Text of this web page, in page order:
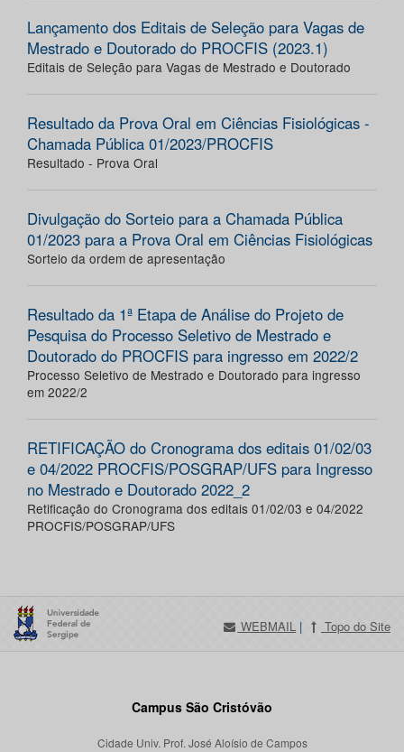
Lançamento dos Editais de Seleção para Vagas de
Mestrado e Doutorado do PROCFIS (2023.1)
Editais de Seleção para Vagas de Mestrado e Doutorado
Resultado da Prova Oral em Ciências Fisiológicas -
Chamada Pública 01/2023/PROCFIS
Resultado - Prova Oral
Divulgação do Sorteio para a Chamada Pública
01/2023 para a Prova Oral em Ciências Fisiológicas
Sorteio da ordem de apresentação
Resultado da 1ª Etapa de Análise do Projeto de
Pesquisa do Processo Seletivo de Mestrado e
Doutorado do PROCFIS para ingresso em 2022/2
Processo Seletivo de Mestrado e Doutorado para ingresso
em 2022/2
RETIFICAÇÃO do Cronograma dos editais 01/02/03
e 04/2022 PROCFIS/POSGRAP/UFS para Ingresso
no Mestrado e Doutorado 2022_2
Retificação do Cronograma dos editais 01/02/03 e 04/2022
PROCFIS/POSGRAP/UFS
WEBMAIL | Topo do Site
Campus São Cristóvão
Cidade Univ. Prof. José Aloísio de Campos